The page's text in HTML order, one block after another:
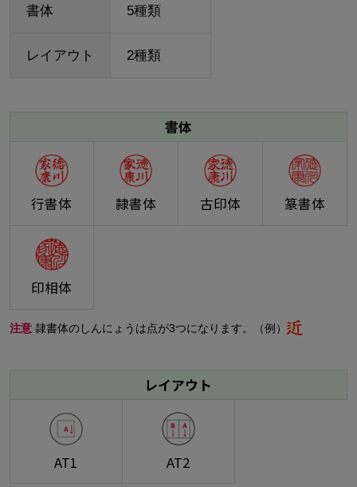
書体 5種類
レイアウト 2種類
書体
行書体 隷書体 古印体 篆書体
印相体
注意隷書体のしんにょうは点が3つになります。（例）
レイアウト
AT1 AT2